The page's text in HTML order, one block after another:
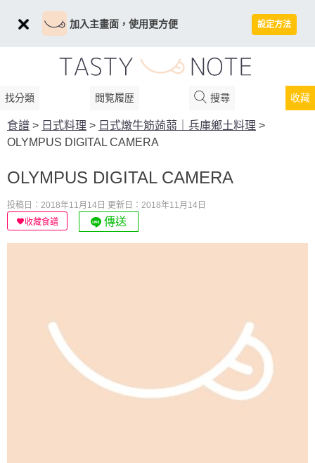
加入主畫面，使用更方便 設定方法
找分類 閲覧履歴 搜尋 收藏
食譜 > 日式料理 > 日式燉牛筋蒟蒻｜兵庫鄉土料理 >
OLYMPUS DIGITAL CAMERA
OLYMPUS DIGITAL CAMERA
投稿日：2018年11月14日 更新日：2018年11月14日
收藏食譜
傳送